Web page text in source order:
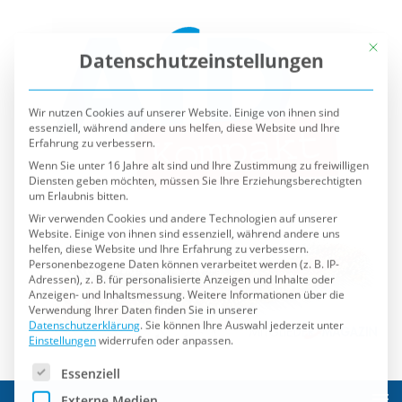
Wir nutzen Cookies auf unserer Website. Einige von ihnen sind
essenziell, während andere uns helfen, diese Website und Ihre
Erfahrung zu verbessern.
Wenn Sie unter 16 Jahre alt sind und Ihre Zustimmung zu freiwilligen
Diensten geben möchten, müssen Sie Ihre Erziehungsberechtigten
um Erlaubnis bitten.
Wir verwenden Cookies und andere Technologien auf unserer
Website. Einige von ihnen sind essenziell, während andere uns
helfen, diese Website und Ihre Erfahrung zu verbessern.
Personenbezogene Daten können verarbeitet werden (z. B. IP-
Adressen), z. B. für personalisierte Anzeigen und Inhalte oder
Anzeigen- und Inhaltsmessung.Weitere Informationen über die
Verwendung Ihrer Daten finden Sie in unserer
Datenschutzerklärung. Sie können Ihre Auswahl jederzeit unter
Einstellungenwiderrufen oder anpassen.
Es folgt eine Liste der Service-Gruppen, für die eine
Externe Medien